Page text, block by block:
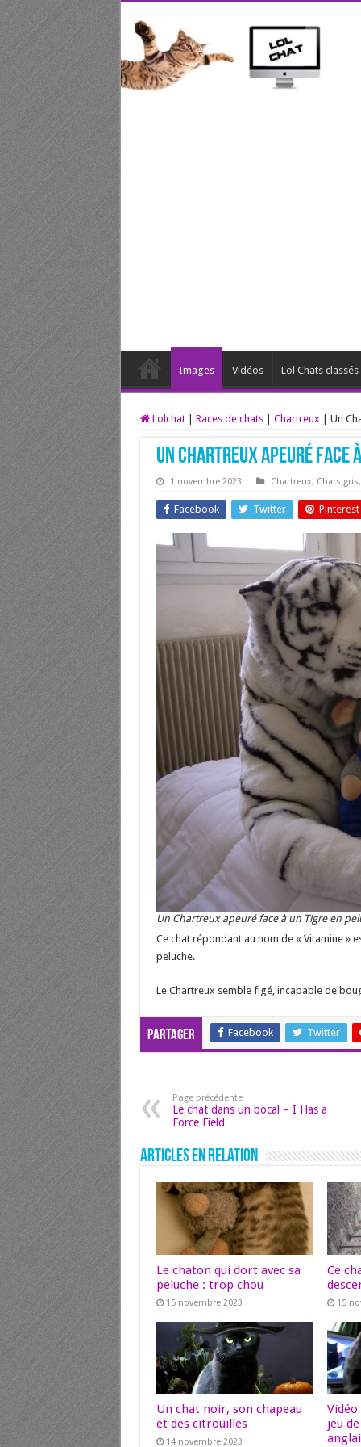
Images Vidéos Lol Chats
Lolchat | Races de chats | Chartreux | Un
Un Chartreux apeuré face
1 novembre 2023 Chartreux, Chats gris
Facebook Twitter Pinterest
Un Chartreux apeuré face à un Tigre en
Ce chat répondant au nom de « Vitamine »
peluche.
Le Chartreux semble figé, incapable de
Partager Facebook Twitter
Page précédente
Le chat dans un bocal – I Has a
Force Field
Articles en relation
Le chaton qui dort avec sa
peluche : trop chou
15 novembre 2023
Ce
15
Un chat noir, son chapeau
et des citrouilles
14 novembre 2023
jeu